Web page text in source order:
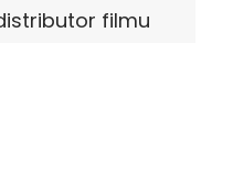
filmu